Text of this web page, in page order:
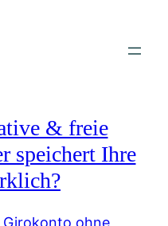
& freie
speichert Ihre
Girokonto ohne